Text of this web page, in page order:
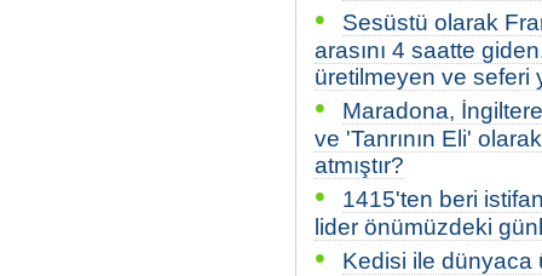
•
Sesüstü olarak
arasını 4 saatte
üretilmeyen ve seferi
•
Maradona,
ve 'Tanrının Eli'
atmıştır?
•
1415'ten beri
lider önümüzdeki
• Kedisi ile dünyaca